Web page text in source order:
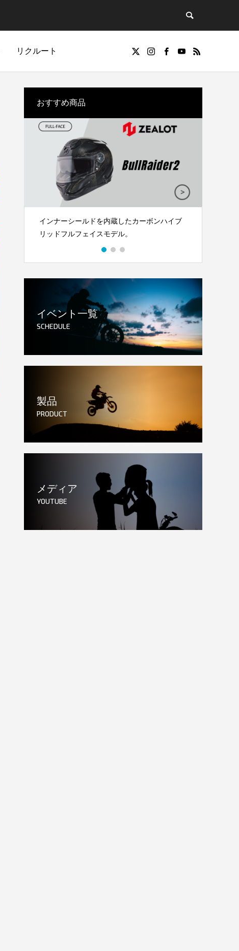
リクルート
OFF-ROAD
おすすめ商品
インナーシールドを内蔵したカーボンハイブ
リッドフルフェイスモデル。
イベント一覧
SCHEDULE
製品
PRODUCT
メディア
YOUTUBE